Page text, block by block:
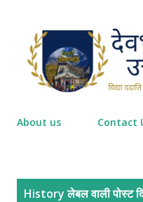
About us Contact
Historyलेबल वाली पोस्ट